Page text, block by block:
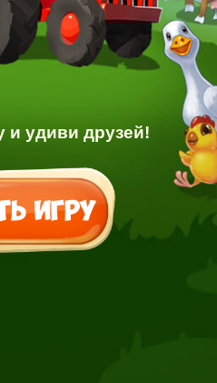
удиви друзей!